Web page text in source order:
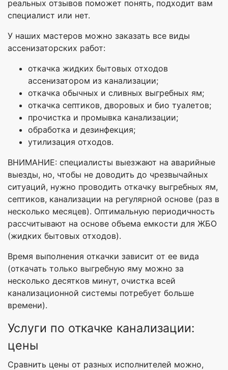
реальных отзывов поможет понять, подходит вам
специалист или нет.
У наших мастеров можно заказать все виды
ассенизаторских работ:
откачка жидких бытовых отходов
ассенизатором из канализации;
откачка обычных и сливных выгребных ям;
откачка септиков, дворовых и био туалетов;
прочистка и промывка канализации;
обработка и дезинфекция;
утилизация отходов.
ВНИМАНИЕ: специалисты выезжают на аварийные
выезды, но, чтобы не доводить до чрезвычайных
ситуаций, нужно проводить откачку выгребных ям,
септиков, канализации на регулярной основе (раз в
несколько месяцев). Оптимальную периодичность
рассчитывают на основе объема емкости для ЖБО
(жидких бытовых отходов).
Время выполнения откачки зависит от ее вида
(откачать только выгребную яму можно за
несколько десятков минут, очистка всей
канализационной системы потребует больше
времени).
Услуги по откачке канализации:
цены
Сравнить цены от разных исполнителей можно,